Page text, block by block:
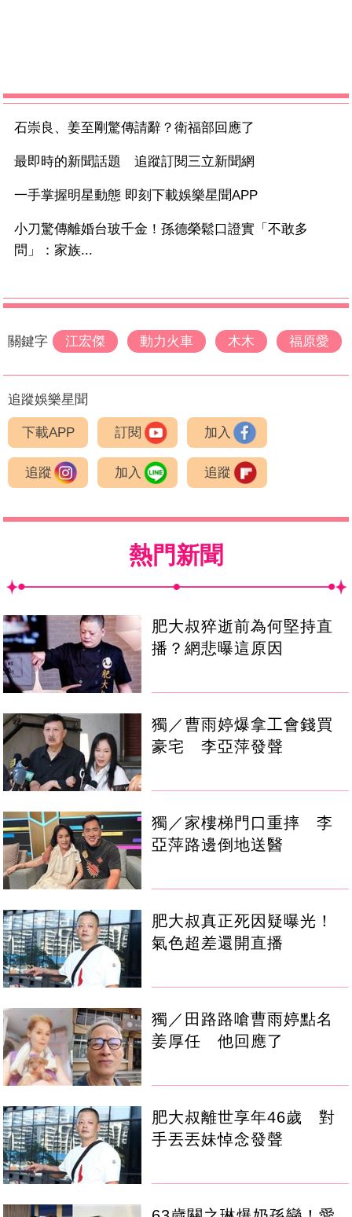
石崇良、姜至剛驚傳請辭？衛福部回應了
最即時的新聞話題 追蹤訂閱三立新聞網
一手掌握明星動態 即刻下載娛樂星聞APP
小刀驚傳離婚台玻千金！孫德榮鬆口證實「不敢多
問」：家族...
關鍵字 江宏傑 動力火車 木木 福原愛
追蹤娛樂星聞
下載APP 訂閱 加入
追蹤 加入 追蹤
熱門新聞
肥大叔猝逝前為何堅持直
播？網悲曝這原因
獨／曹雨婷爆拿工會錢買
豪宅 李亞萍發聲
獨／家樓梯門口重摔 李
亞萍路邊倒地送醫
肥大叔真正死因疑曝光！
氣色超差還開直播
獨／田路路嗆曹雨婷點名
姜厚任 他回應了
肥大叔離世享年46歲 對
手丟丟妹悼念發聲